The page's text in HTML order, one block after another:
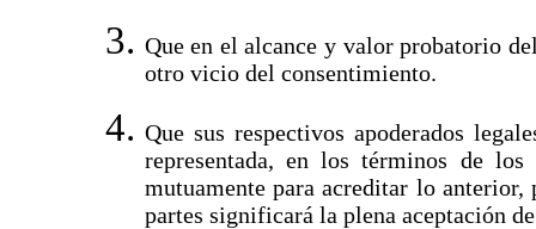
Que en el alcance y valor probatorio
otro vicio del consentimiento.
Que sus respectivos apoderados
representada, en los términos de
mutuamente para acreditar lo
partes significará la plena aceptación